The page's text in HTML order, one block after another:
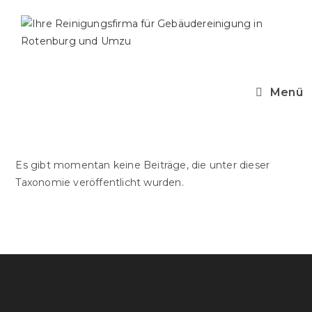
Inhalt
springen
Menü
Es gibt momentan keine Beiträge, die unter dieser
Taxonomie veröffentlicht wurden.